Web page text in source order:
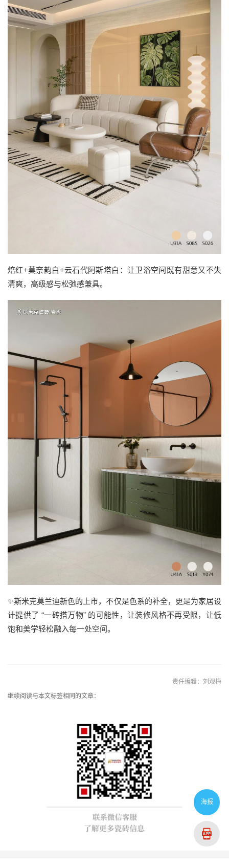
焙红+莫奈韵白+云石代阿斯塔白：让卫浴空间既有甜意又不失
清爽，高级感与松弛感兼具。
✨斯米克莫兰迪新色的上市，不仅是色系的补全，更是为家居设
计提供了 “一砖搭万物” 的可能性，让装修风格不再受限，让低
饱和美学轻松融入每一处空间。
责任编辑：刘观梅
继续阅读与本文标签相同的文章：
海报